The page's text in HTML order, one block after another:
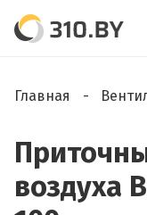
Главная
воздуха